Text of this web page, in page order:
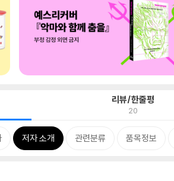
리뷰/한줄평
20
저자 소개 관련분류 품목정보